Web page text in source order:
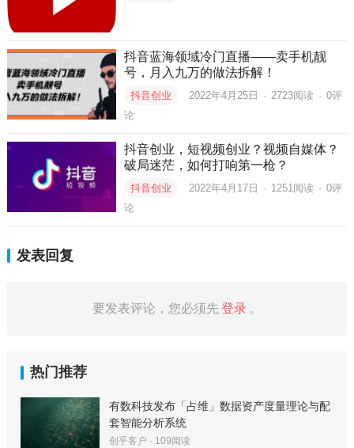
抖音蓝海领域冷门直播——卖手机靓
号，月入九万的做法拆解！
抖音创业 2022年4月25日 · 2723阅读 · 0评
论
抖音创业，短视频创业？视频自媒体？
破局迷茫，如何打响第一枪？
抖音创业 2022年4月17日 · 1251阅读 · 0评
论
发表回复
要发表评论，您必须先登录 。
热门推荐
有数科技发布「占维」数据资产度量理论与配
套智能分析系统
创乎客户 · 109阅读